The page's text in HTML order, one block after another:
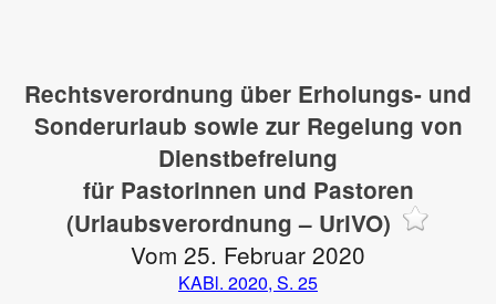
Rechtsverordnung über Erholungs- und
Sonderurlaub sowie zur Regelung von
Dienstbefreiung
für Pastorinnen und Pastoren
(Urlaubsverordnung – UrlVO)
Vom 25. Februar 2020
KABl. 2020, S. 25